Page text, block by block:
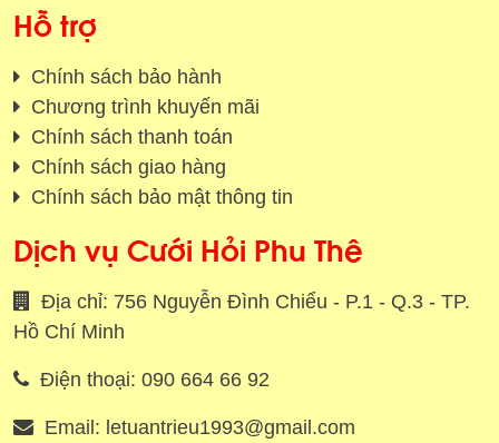
Hỗ trợ
Chính sách bảo hành
Chương trình khuyến mãi
Chính sách thanh toán
Chính sách giao hàng
Chính sách bảo mật thông tin
Dịch vụ Cưới Hỏi Phu Thê
Địa chỉ: 756 Nguyễn Đình Chiểu - P.1 - Q.3 - TP.
Hồ Chí Minh
Điện thoại: 090 664 66 92
Email: letuantrieu1993@gmail.com